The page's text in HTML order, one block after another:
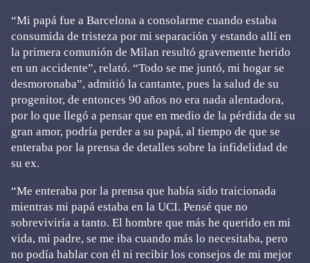
“Mi papá fue a Barcelona a consolarme cuando estaba
consumida de tristeza por mi separación y estando allí en
la primera comunión de Milan resultó gravemente herido
en un accidente”, relató. “Todo se me juntó, mi hogar se
desmoronaba”, admitió la cantante, pues la salud de su
progenitor, de entonces 90 años no era nada alentadora,
por lo que llegó a pensar que en medio de la pérdida de su
gran amor, podría perder a su papá, al tiempo de que se
enteraba por la prensa de detalles sobre la infidelidad de
su ex.
“Me enteraba por la prensa que había sido traicionada
mientras mi papá estaba en la UCI. Pensé que no
sobreviviría a tanto. El hombre que más he querido en mi
vida, mi padre, se me iba cuando más lo necesitaba, pero
no podía hablar con él ni recibir los consejos de mi mejor